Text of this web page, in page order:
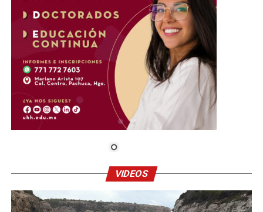
VIDEOS